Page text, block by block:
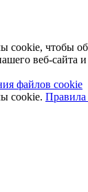
cookie, чтобы
веб-сайта и
файлов cookie
cookie. Правила